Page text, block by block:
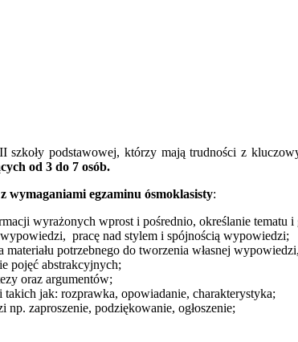
podstawowej, którzy mają trudności z
od 3 do 7 osób.
wymaganiami egzaminu ósmoklasisty:
wyrażonych wprost i pośrednio, określanie
pracę nad stylem i spójnością wypowiedzi;
materiału potrzebnego do tworzenia własnej
pojęć abstrakcyjnych;
oraz argumentów;
jak: rozprawka, opowiadanie, charakterystyka;
zaproszenie, podziękowanie, ogłoszenie;